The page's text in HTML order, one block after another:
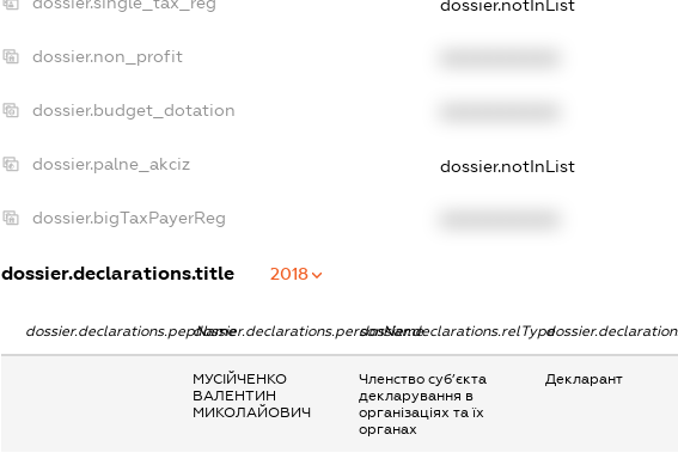
dossier.notInList
dossier.non_profit
dossier.budget_dotation
dossier.palne_akciz dossier.notInList
dossier.bigTaxPayerReg
dossier.declarations.title 2018
dossier.declarations.pepNamedossier.declarations.personNamedossier.declarations.relType
МУСІЙЧЕНКО
ВАЛЕНТИН
МИКОЛАЙОВИЧ
Членство суб’єкта
декларування в
організаціях та їх
органах
Декларант